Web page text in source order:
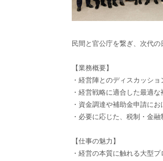
民間と官公庁を繋ぎ、次代
【業務概要】
・経営陣とのディスカッシ
・経営戦略に適合した最適
・資金調達や補助金申請に
・必要に応じた、税制・金
【仕事の魅力】
・経営の本質に触れる大型プ